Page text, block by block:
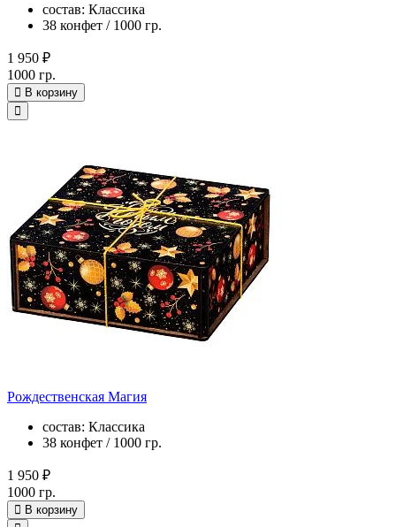
состав: Классика
38 конфет / 1000 гр.
1 950 ₽
1000 гр.
В корзину
Рождественская Магия
состав: Классика
38 конфет / 1000 гр.
1 950 ₽
1000 гр.
В корзину